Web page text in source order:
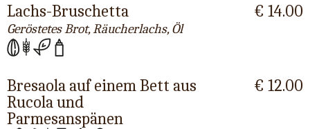
Lachs-Bruschetta
Geröstetes Brot, Räucherlachs, Öl
€ 14.00
Bresaola auf einem Bett aus
Rucola und
Parmesanspänen
€ 12.00